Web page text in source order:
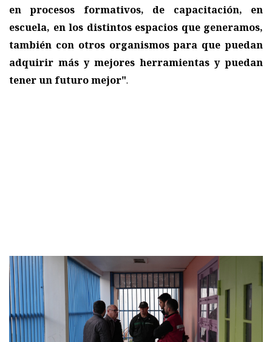
en procesos formativos, de capacitación, en
escuela, en los distintos espacios que generamos,
también con otros organismos para que puedan
adquirir más y mejores herramientas y puedan
tener un futuro mejor".